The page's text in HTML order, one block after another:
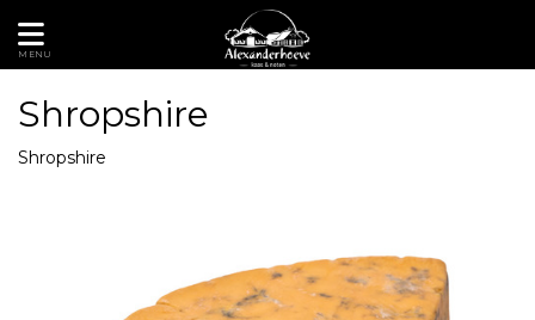
MENU
Shropshire
Shropshire